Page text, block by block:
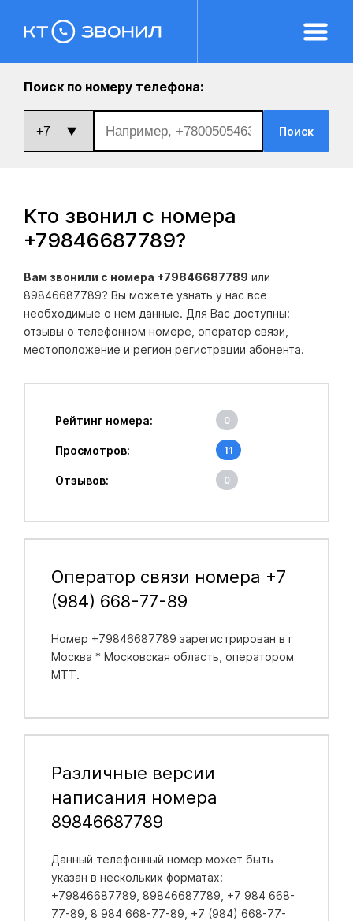
Поиск по номеру телефона:
Поиск
Кто звонил с номера
+79846687789?
Вам звонили с номера +79846687789 или
89846687789? Вы можете узнать у нас все
необходимые о нем данные. Для Вас доступны:
отзывы о телефонном номере, оператор связи,
местоположение и регион регистрации абонента.
Рейтинг номера: 0
Просмотров: 11
Отзывов: 0
Оператор связи номера +7
(984) 668-77-89
Номер +79846687789 зарегистрирован в г
Москва * Московская область , оператором
МТТ.
Различные версии
написания номера
89846687789
Данный телефонный номер может быть
указан в нескольких форматах:
+79846687789, 89846687789, +7 984 668-
77-89, 8 984 668-77-89, +7 (984) 668-77-